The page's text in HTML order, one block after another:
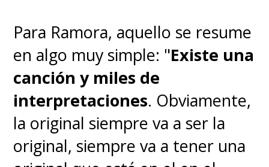
Para Ramora, aquello se resume
en algo muy simple: "Existe una
canción y miles de
interpretaciones. Obviamente,
la original siempre va a ser la
original, siempre va a tener una